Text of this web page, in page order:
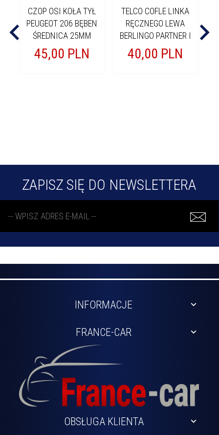
CZOP OSI KOŁA TYŁ
PEUGEOT 206 BĘBEN
ŚREDNICA 25MM
45,00 PLN
TELCO COFLE LINKA
RĘCZNEGO LEWA
BERLINGO PARTNER I
40,00 PLN
ZAPISZ SIĘ DO NEWSLETTERA
INFORMACJE
FRANCE-CAR
OBSŁUGA KLIENTA